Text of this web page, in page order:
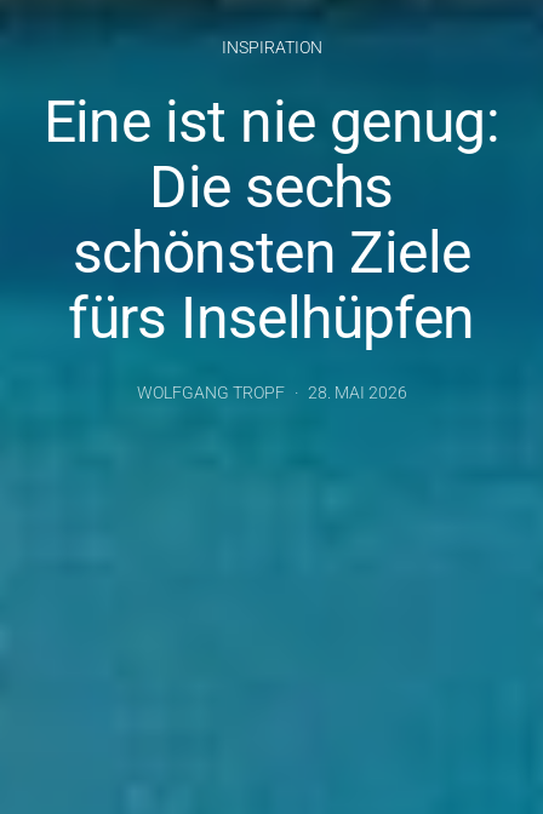
INSPIRATION
Eine ist nie genug:
Die sechs
schönsten Ziele
fürs Inselhüpfen
WOLFGANG TROPF 28. MAI 2026